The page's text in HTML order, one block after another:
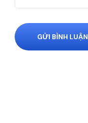
GỬI BÌNH LUẬN